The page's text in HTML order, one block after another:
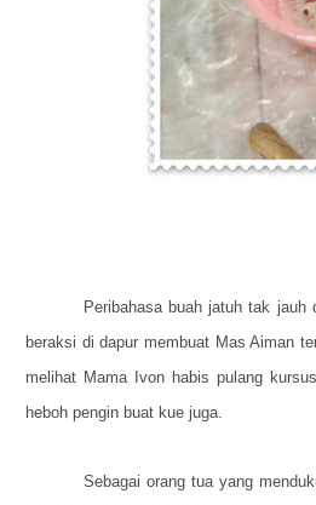
Peribahasa buah jatuh tak jauh
beraksi di dapur membuat Mas Aiman
melihat Mama Ivon habis pulang
heboh pengin buat kue juga.
Sebagai orang tua yang